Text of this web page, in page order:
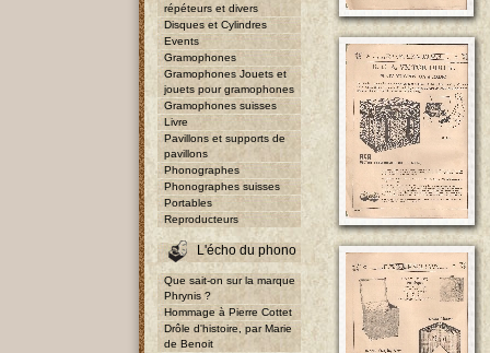
répéteurs et divers
Disques et Cylindres
Events
Gramophones
Gramophones Jouets et
jouets pour gramophones
Gramophones suisses
Livre
Pavillons et supports de
pavillons
Phonographes
Phonographes suisses
Portables
Reproducteurs
L'écho du phono
Que sait-on sur la marque
Phrynis ?
Hommage à Pierre Cottet
Drôle d'histoire, par Marie
de Benoit